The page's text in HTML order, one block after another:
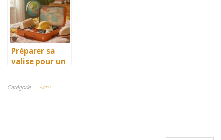
Préparer sa
valise pour un
de-France : les
Catégorie Actu